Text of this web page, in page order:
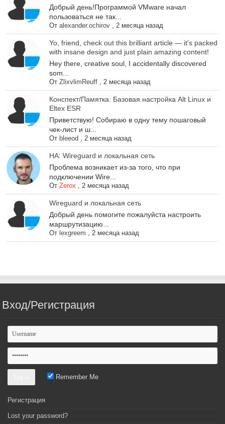
Добрый день!Программой VMware начал
пользоваться не так...
От alexander.ochirov 2 месяца назад
Yo, friend, check out this brilliant article — it's packed
with insane design and just plain amazing content!
Hey there, creative soul, I accidentally discovered
som...
От ZlixvlimReuff 2 месяца назад
Конспект/Памятка: Базовая настройка Alt Linux и
Eltex ESR
Приветствую! Собираю в одну тему пошаговый
чек-лист и ш...
От bleeod 2 месяца назад
НА: Wireguard и локальная сеть
Проблема возникает из-за того, что при
подключении Wire...
От Zerox 2 месяца назад
Wireguard и локальная сеть
Добрый день помогите пожалуйста настроить
маршрутизацию...
От lexgreem 2 месяца назад
Вход/Регистрация
Remember Me
Регистрация
Lost your password?